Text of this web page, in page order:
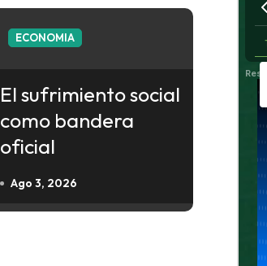
ECONOMIA
El sufrimiento social
como bandera
oficial
Ago 3, 2026